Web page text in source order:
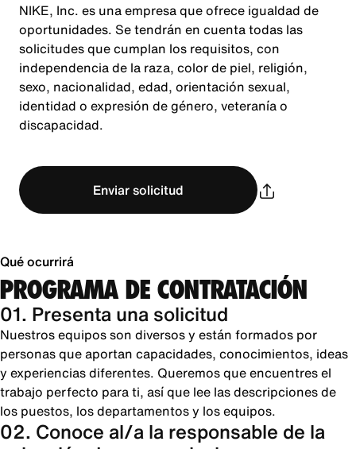
NIKE, Inc. es una empresa que ofrece igualdad de
oportunidades. Se tendrán en cuenta todas las
solicitudes que cumplan los requisitos, con
independencia de la raza, color de piel, religión,
sexo, nacionalidad, edad, orientación sexual,
identidad o expresión de género, veteranía o
discapacidad.
Enviar solicitud
Qué ocurrirá
PROGRAMA DE CONTRATACIÓN
01. Presenta una solicitud
Nuestros equipos son diversos y están formados por
personas que aportan capacidades, conocimientos, ideas
y experiencias diferentes. Queremos que encuentres el
trabajo perfecto para ti, así que lee las descripciones de
los puestos, los departamentos y los equipos.
02. Conoce al/a la responsable de la